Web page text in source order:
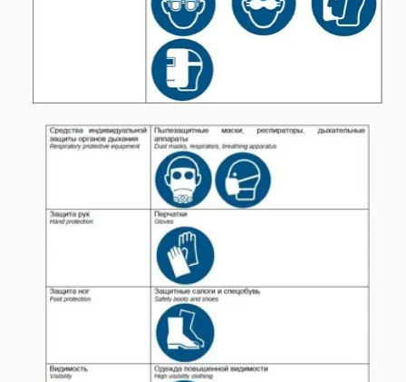
Работы на высоте и за бортом
Компания ИБИКОН
предлагает Вашему
вниманию практические
рекомендации по
безопасному выполнению
работ на высоте и за
бортом судна.